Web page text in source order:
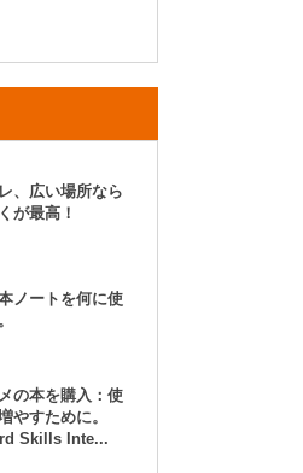
、広い場所なら
が最高！
ノートを何に使
の本を購入：使
やすために。
Skills Inte...